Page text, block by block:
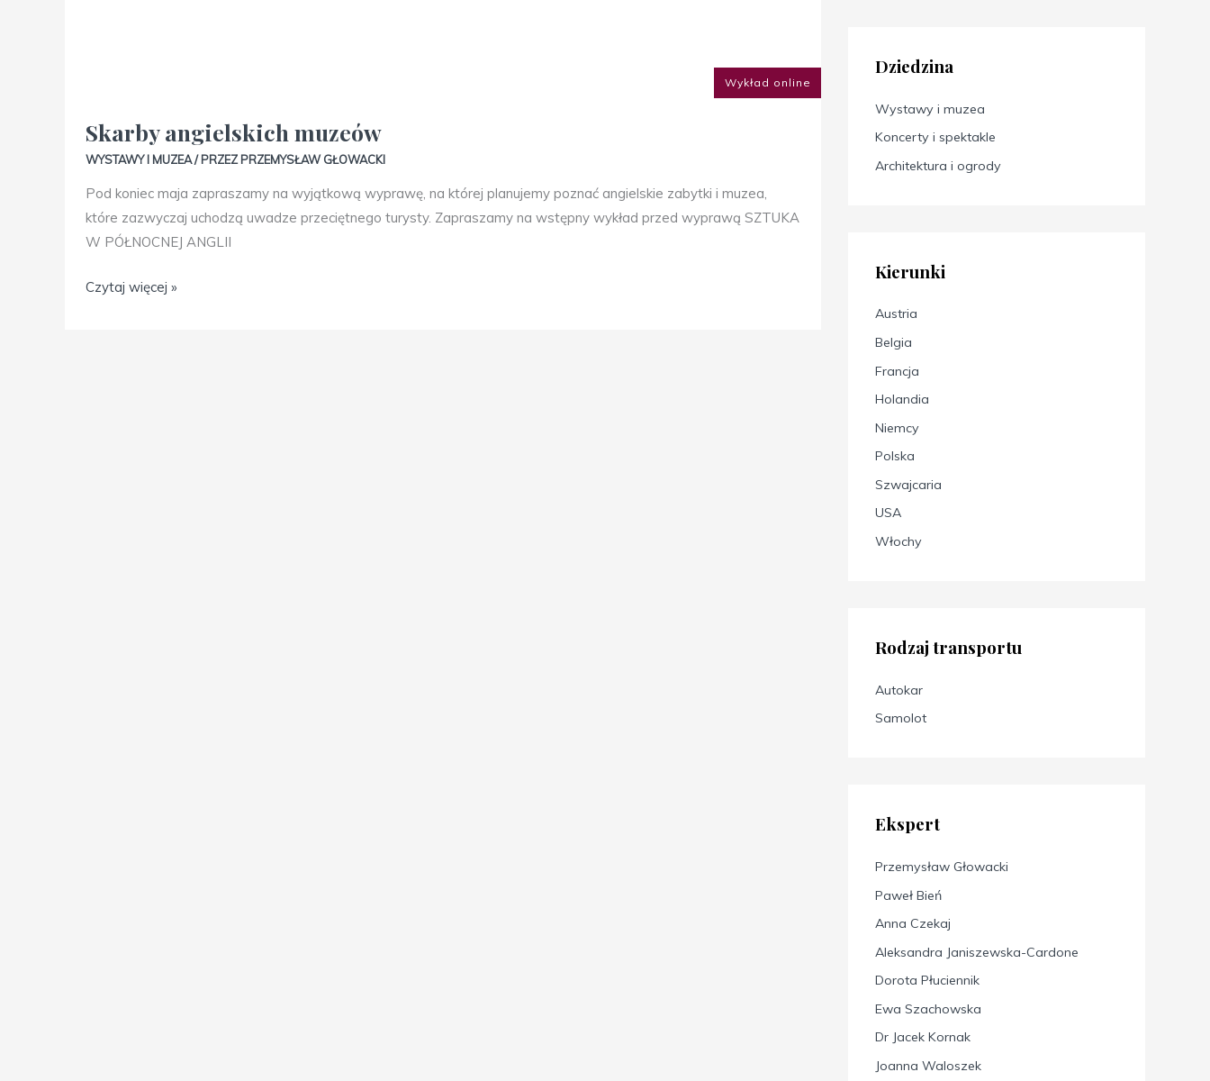
Wykład online
Skarby angielskich muzeów
WYSTAWY I MUZEA/ PRZEZ PRZEMYSŁAW GŁOWACKI
Pod koniec maja zapraszamy na wyjątkową wyprawę, na której planujemy poznać angielskie zabytki i muzea,
które zazwyczaj uchodzą uwadze przeciętnego turysty. Zapraszamy na wstępny wykład przed wyprawą SZTUKA
W PÓŁNOCNEJ ANGLII
Czytaj więcej »
Dziedzina
Wystawy i muzea
Koncerty i spektakle
Architektura i ogrody
Kierunki
Austria
Belgia
Francja
Holandia
Niemcy
Polska
Szwajcaria
USA
Włochy
Rodzaj transportu
Autokar
Samolot
Ekspert
Przemysław Głowacki
Paweł Bień
Anna Czekaj
Aleksandra Janiszewska-Cardone
Dorota Płuciennik
Ewa Szachowska
Dr Jacek Kornak
Joanna Waloszek